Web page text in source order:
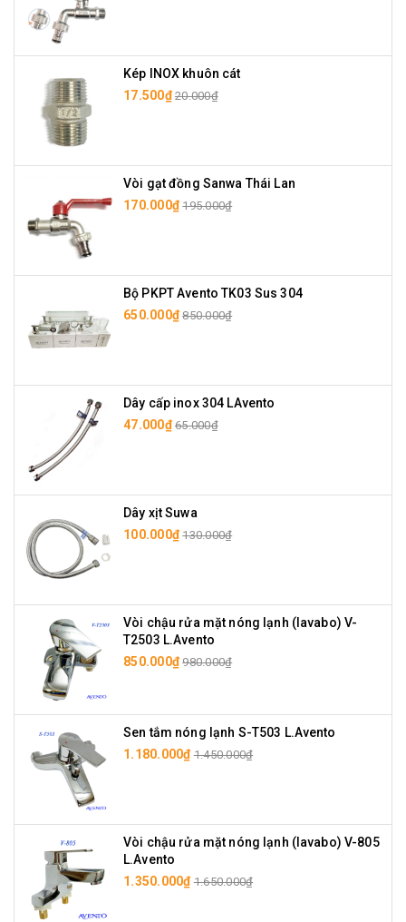
Kép INOX khuôn cát
17.500₫ 20.000₫
Vòi gạt đồng Sanwa Thái Lan
170.000₫ 195.000₫
Bộ PKPT Avento TK03 Sus 304
650.000₫ 850.000₫
Dây cấp inox 304 LAvento
47.000₫ 65.000₫
Dây xịt Suwa
100.000₫ 130.000₫
Vòi chậu rửa mặt nóng lạnh (lavabo) V-
T2503 L.Avento
850.000₫ 980.000₫
Sen tắm nóng lạnh S-T503 L.Avento
1.180.000₫ 1.450.000₫
Vòi chậu rửa mặt nóng lạnh (lavabo) V-805
L.Avento
1.350.000₫ 1.650.000₫